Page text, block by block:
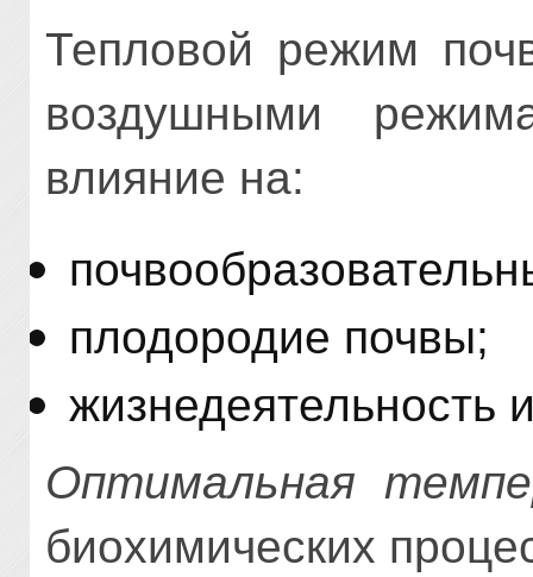
Тепловой режим
воздушными
влияние на:
плодородие почвы;
жизнедеятельность
Оптимальная
биохимических